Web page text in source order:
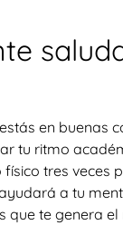
en buenas
tu ritmo
físico tres veces
a tu
que te genera el